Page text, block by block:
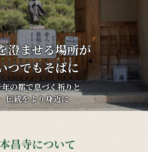
澄ませる場所が
つでもそばに
の都で息づく祈りと
伝統をより身近に
本昌寺について